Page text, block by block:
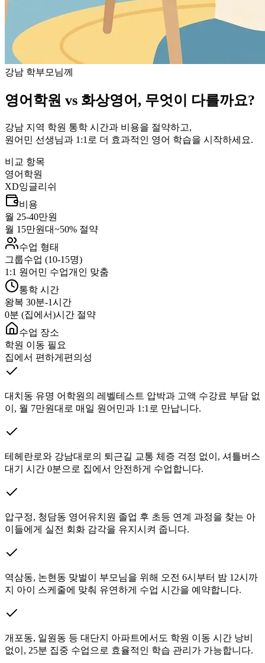
강남 학부모님께
영어학원 vs 화상영어, 무엇이 다를까요?
강남 지역 학원 통학 시간과 비용을 절약하고,
원어민 선생님과 1:1로 더 효과적인 영어 학습을 시작하세요.
비교 항목
영어학원
XD잉글리쉬
비용
월 25-40만원
월 15만원대~50% 절약
수업 형태
그룹수업 (10-15명)
1:1 원어민 수업개인 맞춤
통학 시간
왕복 30분-1시간
0분 (집에서)시간 절약
수업 장소
학원 이동 필요
집에서 편하게 편의성
대치동 유명 어학원의 레벨테스트 압박과 고액 수강료 부담 없
이, 월 7만원대로 매일 원어민과 1:1로 만납니다.
테헤란로와 강남대로의 퇴근길 교통 체증 걱정 없이, 셔틀버스
대기 시간 0분으로 집에서 안전하게 수업합니다.
압구정, 청담동 영어유치원 졸업 후 초등 연계 과정을 찾는 아
이들에게 실전 회화 감각을 유지시켜 줍니다.
역삼동, 논현동 맞벌이 부모님을 위해 오전 6시부터 밤 12시까
지 아이 스케줄에 맞춰 유연하게 수업 시간을 예약합니다.
개포동, 일원동 등 대단지 아파트에서도 학원 이동 시간 낭비
없이, 25분 집중 수업으로 효율적인 학습 관리가 가능합니다.